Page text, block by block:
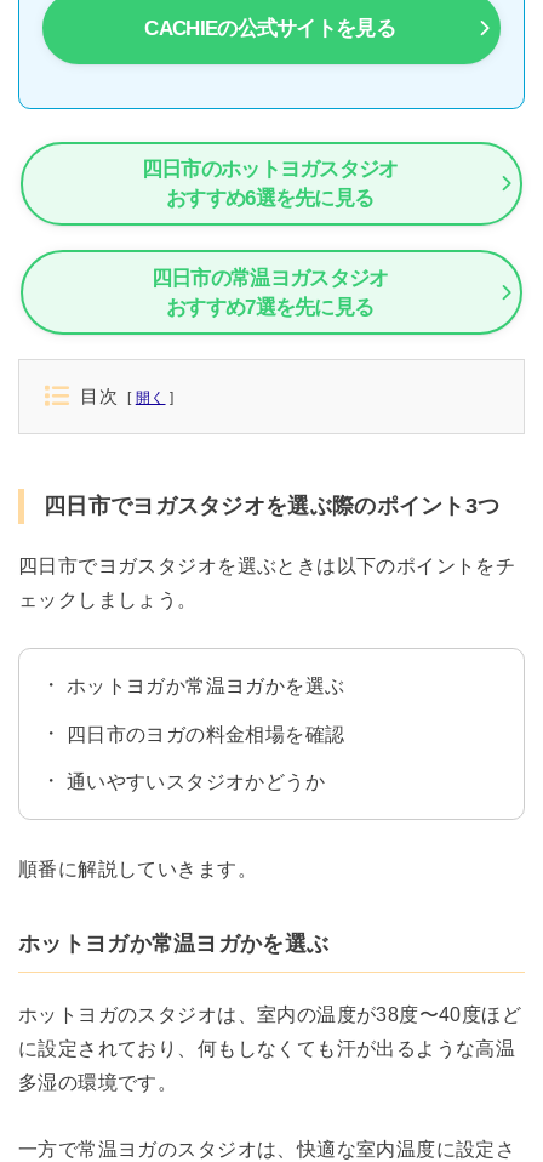
CACHIEの公式サイトを見る
四日市のホットヨガスタジオ
おすすめ6選を先に見る
四日市の常温ヨガスタジオ
おすすめ7選を先に見る
目次 開く
四日市でヨガスタジオを選ぶ際のポイント3つ
四日市でヨガスタジオを選ぶときは以下のポイントをチ
ェックしましょう。
ホットヨガか常温ヨガかを選ぶ
四日市のヨガの料金相場を確認
通いやすいスタジオかどうか
順番に解説していきます。
ホットヨガか常温ヨガかを選ぶ
ホットヨガのスタジオは、室内の温度が38度〜40度ほど
に設定されており、何もしなくても汗が出るような高温
多湿の環境です。
一方で常温ヨガのスタジオは、快適な室内温度に設定さ